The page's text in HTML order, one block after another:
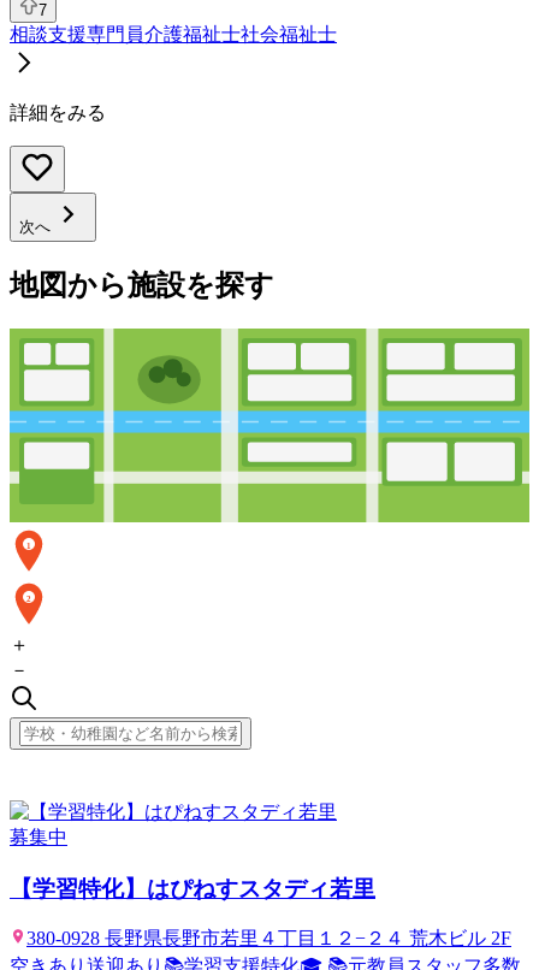
7
相談支援専門員介護福祉士社会福祉士
詳細をみる
次へ
地図から施設を探す
1
2
＋
－
募集中
【学習特化】はぴねすスタディ若里
380-0928 長野県長野市若里４丁目１２−２４ 荒木ビル 2F